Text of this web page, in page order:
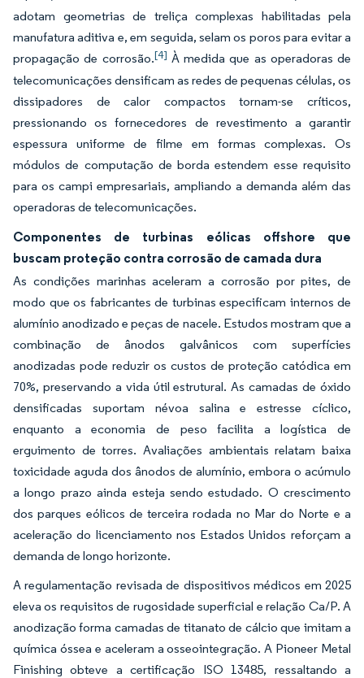
adotam geometrias de treliça complexas habilitadas pela
manufatura aditiva e, em seguida, selam os poros para evitar a
propagação de corrosão.[4] À medida que as operadoras de
telecomunicações densificam as redes de pequenas células, os
dissipadores de calor compactos tornam-se críticos,
pressionando os fornecedores de revestimento a garantir
espessura uniforme de filme em formas complexas. Os
módulos de computação de borda estendem esse requisito
para os campi empresariais, ampliando a demanda além das
operadoras de telecomunicações.
Componentes de turbinas eólicas offshore que
buscam proteção contra corrosão de camada dura
As condições marinhas aceleram a corrosão por pites, de
modo que os fabricantes de turbinas especificam internos de
alumínio anodizado e peças de nacele. Estudos mostram que a
combinação de ânodos galvânicos com superfícies
anodizadas pode reduzir os custos de proteção catódica em
70%, preservando a vida útil estrutural. As camadas de óxido
densificadas suportam névoa salina e estresse cíclico,
enquanto a economia de peso facilita a logística de
erguimento de torres. Avaliações ambientais relatam baixa
toxicidade aguda dos ânodos de alumínio, embora o acúmulo
a longo prazo ainda esteja sendo estudado. O crescimento
dos parques eólicos de terceira rodada no Mar do Norte e a
aceleração do licenciamento nos Estados Unidos reforçam a
demanda de longo horizonte.
A regulamentação revisada de dispositivos médicos em 2025
eleva os requisitos de rugosidade superficial e relação Ca/P. A
anodização forma camadas de titanato de cálcio que imitam a
química óssea e aceleram a osseointegração. A Pioneer Metal
Finishing obteve a certificação ISO 13485, ressaltando a